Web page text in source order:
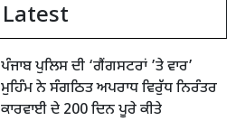
Latest
ਪੰਜਾਬ ਪੁਲਿਸ ਦੀ ‘ਗੈਂਗਸਟਰਾਂ ’ਤੇ ਵਾਰ’
ਮੁਹਿੰਮ ਨੇ ਸੰਗਠਿਤ ਅਪਰਾਧ ਵਿਰੁੱਧ ਨਿਰੰਤਰ
ਕਾਰਵਾਈ ਦੇ 200 ਦਿਨ ਪੂਰੇ ਕੀਤੇ